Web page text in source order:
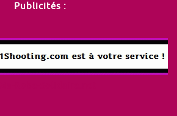
Publicités :